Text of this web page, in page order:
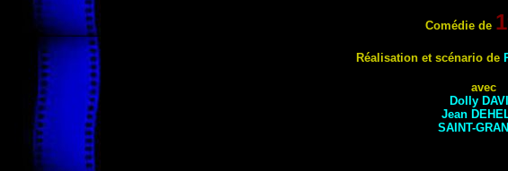
Comédie de
Réalisation et scénario de
avec
Dolly
Jean
SAINT-